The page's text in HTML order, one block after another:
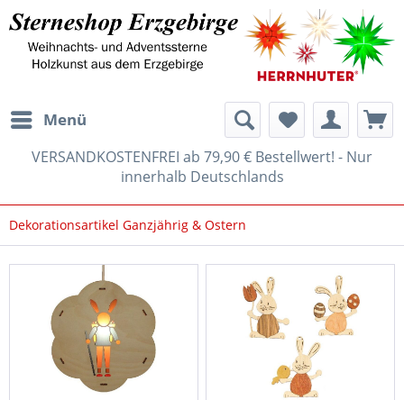
Menü
VERSANDKOSTENFREI ab 79,90 € Bestellwert! - Nur
innerhalb Deutschlands
Dekorationsartikel Ganzjährig & Ostern